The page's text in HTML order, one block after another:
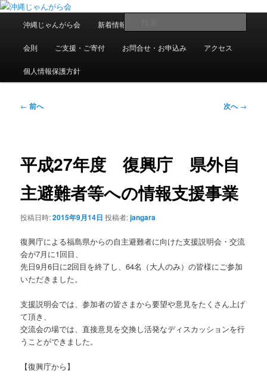
メ
ン
沖縄じゃんがら会
東日本大震災で県内に避難・移住している人たちの交流組織です
索
ュ
沖縄じゃんがら会 新着情報
会則 ご支援・ご寄付 お問合せ・お申込み アクセス
個人情報保護方針
投
ゲ
ー
ョ
ン
← 前へ 次へ→
平成27年度 復興庁 県外自
主避難者等への情報支援事業
投稿日時:2015年9月14日 投稿者:jangara
復興庁による福島県からの自主避難者に向けた支援説明会・交流
会が7月に1回目、
先日9月6日に2回目を終了し、64名（大人のみ）の皆様にご参加
いただきました。
支援説明会では、参加者の皆さまから要望や意見をたくさん上げ
て頂き、
交流会の場では、直接意見を交換し活発なディスカッションを行
うことができました。
【復興庁から】